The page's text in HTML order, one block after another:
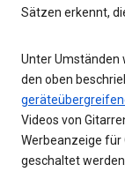
Sätzen erkennt,
Unter Umständen
den oben
Videos von
Werbeanzeige für
geschaltet